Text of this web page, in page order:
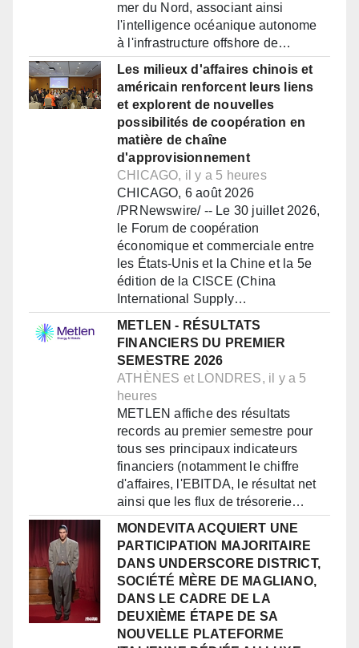
mer du Nord, associant ainsi
l'intelligence océanique autonome
à l'infrastructure offshore de…
Les milieux d'affaires chinois et
américain renforcent leurs liens
et explorent de nouvelles
possibilités de coopération en
matière de chaîne
d'approvisionnement
CHICAGO, il y a 5 heures
CHICAGO, 6 août 2026
/PRNewswire/ -- Le 30 juillet 2026,
le Forum de coopération
économique et commerciale entre
les États-Unis et la Chine et la 5e
édition de la CISCE (China
International Supply…
METLEN - RÉSULTATS
FINANCIERS DU PREMIER
SEMESTRE 2026
ATHÈNES et LONDRES, il y a 5
heures
METLEN affiche des résultats
records au premier semestre pour
tous ses principaux indicateurs
financiers (notamment le chiffre
d'affaires, l'EBITDA, le résultat net
ainsi que les flux de trésorerie…
MONDEVITA ACQUIERT UNE
PARTICIPATION MAJORITAIRE
DANS UNDERSCORE DISTRICT,
SOCIÉTÉ MÈRE DE MAGLIANO,
DANS LE CADRE DE LA
DEUXIÈME ÉTAPE DE SA
NOUVELLE PLATEFORME